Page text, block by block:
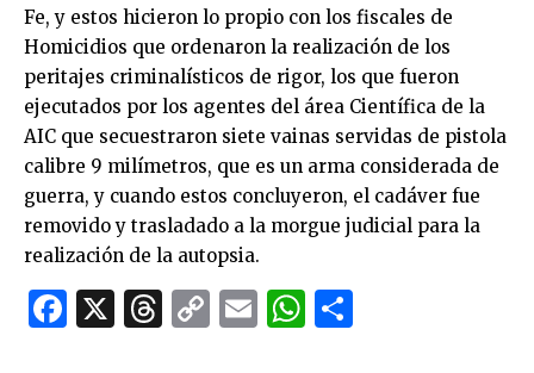
Fe, y estos hicieron lo propio con los fiscales de
Homicidios que ordenaron la realización de los
peritajes criminalísticos de rigor, los que fueron
ejecutados por los agentes del área Científica de la
AIC que secuestraron siete vainas servidas de pistola
calibre 9 milímetros, que es un arma considerada de
guerra, y cuando estos concluyeron, el cadáver fue
removido y trasladado a la morgue judicial para la
realización de la autopsia.
Facebook
X Threads
CopyEmailWhatsApp